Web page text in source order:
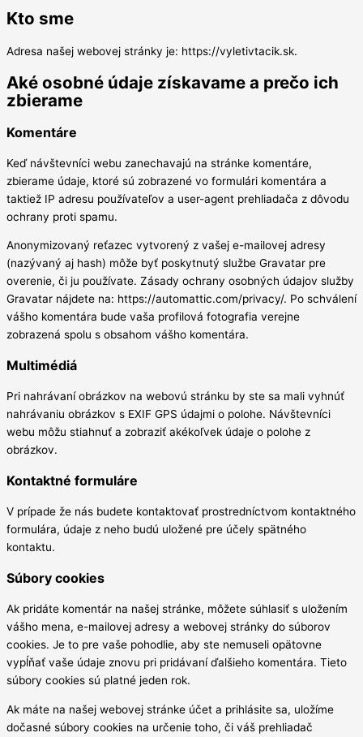
Kto sme
Adresa našej webovej stránky je: https://vyletivtacik.sk.
Aké osobné údaje získavame a prečo ich
zbierame
Komentáre
Keď návštevníci webu zanechavajú na stránke komentáre,
zbierame údaje, ktoré sú zobrazené vo formulári komentára a
taktiež IP adresu používateľov a user-agent prehliadača z dôvodu
ochrany proti spamu.
Anonymizovaný reťazec vytvorený z vašej e-mailovej adresy
(nazývaný aj hash) môže byť poskytnutý službe Gravatar pre
overenie, či ju používate. Zásady ochrany osobných údajov služby
Gravatar nájdete na: https://automattic.com/privacy/. Po schválení
vášho komentára bude vaša profilová fotografia verejne
zobrazená spolu s obsahom vášho komentára.
Multimédiá
Pri nahrávaní obrázkov na webovú stránku by ste sa mali vyhnúť
nahrávaniu obrázkov s EXIF GPS údajmi o polohe. Návštevníci
webu môžu stiahnuť a zobraziť akékoľvek údaje o polohe z
obrázkov.
Kontaktné formuláre
V prípade že nás budete kontaktovať prostredníctvom kontaktného
formulára, údaje z neho budú uložené pre účely spätného
kontaktu.
Súbory cookies
Ak pridáte komentár na našej stránke, môžete súhlasiť s uložením
vášho mena, e-mailovej adresy a webovej stránky do súborov
cookies. Je to pre vaše pohodlie, aby ste nemuseli opätovne
vypĺňať vaše údaje znovu pri pridávaní ďalšieho komentára. Tieto
súbory cookies sú platné jeden rok.
Ak máte na našej webovej stránke účet a prihlásite sa, uložíme
dočasné súbory cookies na určenie toho, či váš prehliadač